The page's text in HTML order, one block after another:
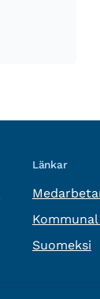
Länkar
Suomeksi